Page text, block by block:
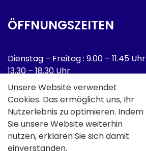
ÖFFNUNGSZEITEN
Dienstag – Freitag : 9.00 – 11.45 Uhr
13.30 – 18.30 Uhr
Samstag : 9.00 – 16.00 Uhr
Montag : Geschlossen
Samstag 1. August geschlossen!
Unsere Website verwendet
Cookies. Das ermöglicht uns, Ihr
Nutzerlebnis zu optimieren. Indem
Sie unsere Website weiterhin
nutzen, erklären Sie sich damit
einverstanden.